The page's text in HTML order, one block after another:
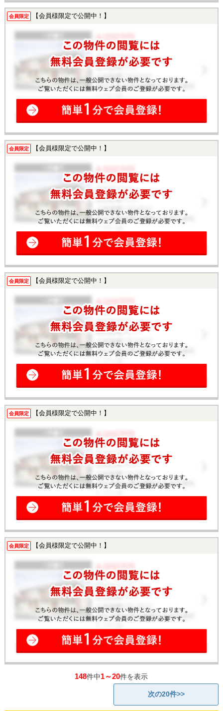
会員限定 【会員様限定で公開中！】
会員限定 【会員様限定で公開中！】
会員限定 【会員様限定で公開中！】
会員限定 【会員様限定で公開中！】
会員限定 【会員様限定で公開中！】
148件中1～20件を表示
次の20件>>